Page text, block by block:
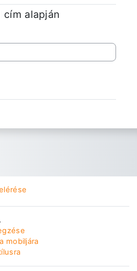
alapján
cím alapján
mobiljára